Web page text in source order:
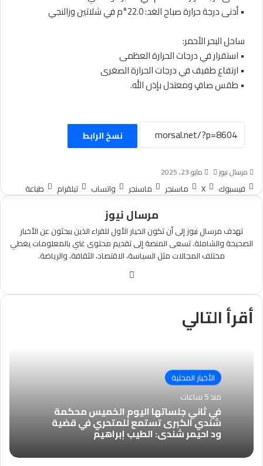
• أدنى درجة حرارة صباح الغد: 22.0°م في شلاتين وزالنجي
ساحل البحر الأحمر:
• استقرار في درجات الحرارة العظمى
• ارتفاع طفيف في درجات الحرارة الصغرى
• طقس صافٍ ومعتدل بإذن الله.
نسخ الرابط
مرسال نيوز
أرسل
بريدا
إلكترونيا
مايو 23, 2025
فيسبوك ‫X ماسنجر ماسنجر واتساب تيلقرام طباعة
مرسال نيوز
تهدف مرسال نيوز إلى أن تكون الخيار الأول للقراء الذين يبحثون عن الأخبار
الصحيحة والشاملة. تسعى المنصة إلى تقديم محتوى غني بالمعلومات يغطي
مختلف المجالات مثل السياسة، الاقتصاد، الثقافة، والرياضة.
أقرأ التالي
الأخبار المحلية
منذ 5 ساعات
في ثاني جلساتها اليوم الخميس محكمة
شندي الكبرى تستمع للمتحري في قضية
ود احيمر شندي: الطيب إبراهيم